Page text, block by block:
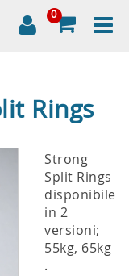
0
Rings
Strong
Split Rings
disponibile
in 2
versioni;
55kg, 65kg
.